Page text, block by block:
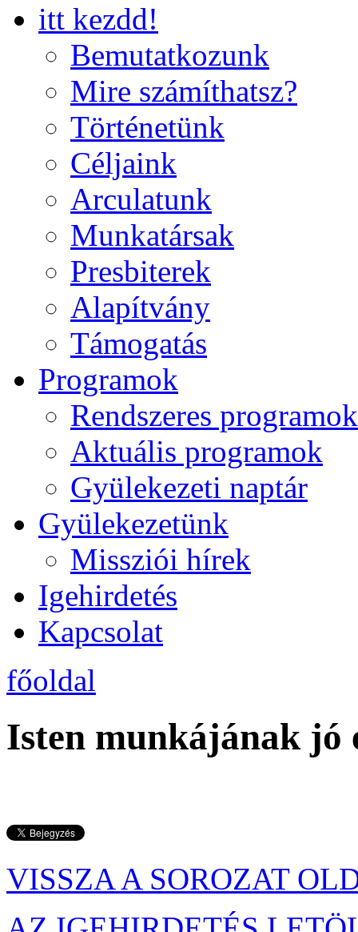
itt kezdd!
Bemutatkozunk
Mire számíthatsz?
Történetünk
Céljaink
Arculatunk
Munkatársak
Presbiterek
Alapítvány
Támogatás
Programok
Rendszeres programok
Aktuális programok
Gyülekezeti naptár
Gyülekezetünk
Missziói hírek
Igehirdetés
Kapcsolat
főoldal
Isten munkájának jó
VISSZA A SOROZAT